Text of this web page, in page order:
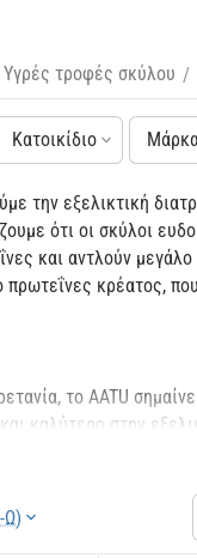
Υγρές τροφές σκύλου /
Κατοικίδιο
την εξελικτική
ότι οι σκύλοι
και αντλούν
πρωτεΐνες κρέατος,
το AATU
καλύτερο στην
περήφανοι για
μίας προέλευσης
φρούτα, λαχανικά,
Ω)